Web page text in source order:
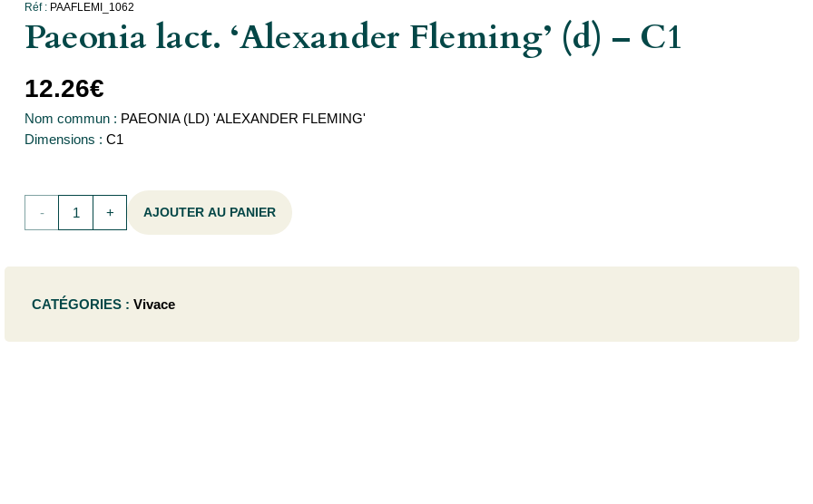
Réf : PAAFLEMI_1062
Paeonia lact. ‘Alexander Fleming’ (d) – C1
12.26€
Nom commun : PAEONIA (LD) 'ALEXANDER FLEMING'
Dimensions :C1
quantité
lact.
'Alexander
AJOUTER AU PANIER
CATÉGORIES : Vivace